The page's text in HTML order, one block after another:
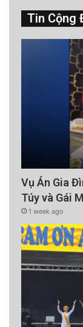
Tin Cộng
Vụ Án Gia
Túy và Gái
1 week ago